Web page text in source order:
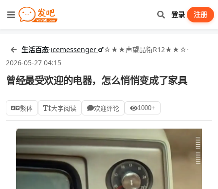
登录 注册
生活百态·icemessenger ☆★★声望品衔R12★★☆·
2026-05-27 04:15
曾经最受欢迎的电器，怎么悄悄变成了家具
繁体 大字阅读 欢迎评论 1000+